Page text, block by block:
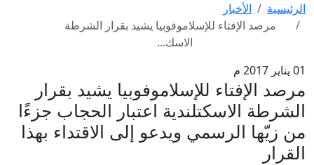
الرئيسية
الأخبار
مرصد الإفتاء للإسلاموفوبيا يشيد بقرار الشرطة
الاسك...
01 يناير 2017 م
مرصد الإفتاء للإسلاموفوبيا يشيد بقرار
الشرطة الاسكتلندية اعتبار الحجاب جزءًا
من زيّها الرسمي ويدعو إلى الاقتداء بهذا
القرار